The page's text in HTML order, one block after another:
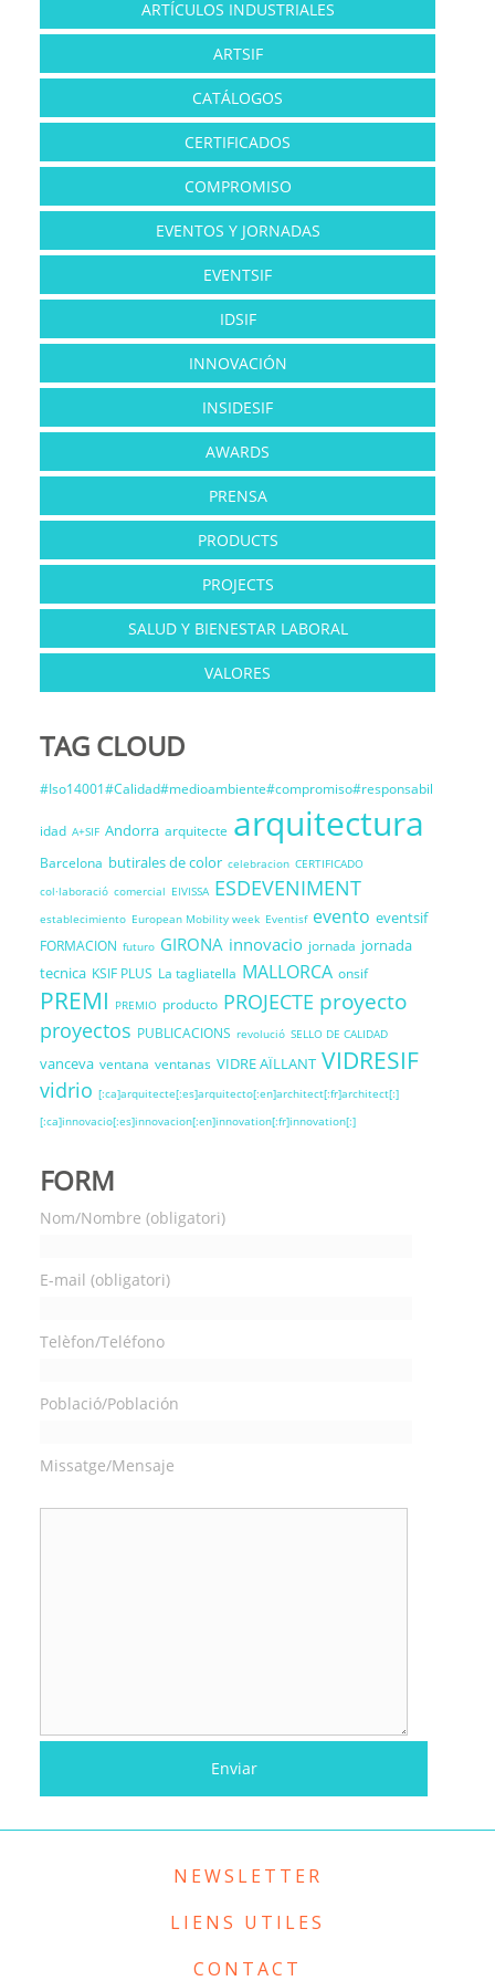
ARTÍCULOS INDUSTRIALES
ARTSIF
CATÁLOGOS
CERTIFICADOS
COMPROMISO
EVENTOS Y JORNADAS
EVENTSIF
IDSIF
INNOVACIÓN
INSIDESIF
AWARDS
PRENSA
PRODUCTS
PROJECTS
SALUD Y BIENESTAR LABORAL
VALORES
TAG CLOUD
#Iso14001#Calidad#medioambiente#compromiso#responsabil
idad A+SIF Andorra arquitecte arquitectura
Barcelona butirales de color celebracion CERTIFICADO
col·laboració comercial EIVISSA ESDEVENIMENT
establecimiento European Mobility week Eventisf evento eventsif
FORMACION futuro GIRONA innovacio jornada jornada
tecnica KSIF PLUS La tagliatella MALLORCA onsif
PREMI PREMIO producto PROJECTE proyecto
proyectos PUBLICACIONS revolució SELLO DE CALIDAD
vanceva ventana ventanas VIDRE AÏLLANT VIDRESIF
vidrio [:ca]arquitecte[:es]arquitecto[:en]architect[:fr]architect[:]
[:ca]innovacio[:es]innovacion[:en]innovation[:fr]innovation[:]
FORM
Nom/Nombre (obligatori)
E-mail (obligatori)
Telèfon/Teléfono
Població/Población
Missatge/Mensaje
NEWSLETTER
LIENS UTILES
CONTACT